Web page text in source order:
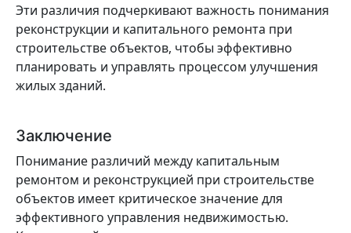
Эти различия подчеркивают важность понимания
реконструкции и капитального ремонта при
строительстве объектов, чтобы эффективно
планировать и управлять процессом улучшения
жилых зданий.
Заключение
Понимание различий между капитальным
ремонтом и реконструкцией при строительстве
объектов имеет критическое значение для
эффективного управления недвижимостью.